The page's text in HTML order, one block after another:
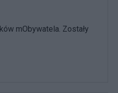
mObywatela. Zostały